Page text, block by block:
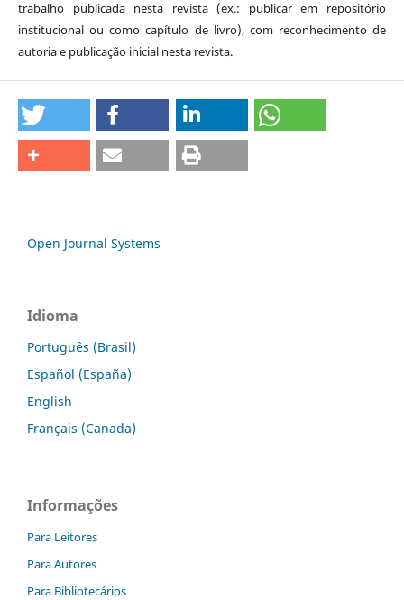
trabalho publicada nesta revista (ex.: publicar em repositório
institucional ou como capítulo de livro), com reconhecimento de
autoria e publicação inicial nesta revista.
Open Journal Systems
Idioma
Português (Brasil)
Español (España)
English
Français (Canada)
Informações
Para Leitores
Para Autores
Para Bibliotecários